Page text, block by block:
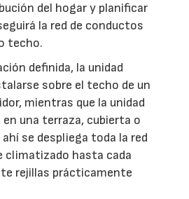
del hogar y planificar
la red de conductos
techo.
definida, la unidad
sobre el techo de un
mientras que la unidad
una terraza, cubierta o
se despliega toda la red
climatizado hasta cada
rejillas prácticamente